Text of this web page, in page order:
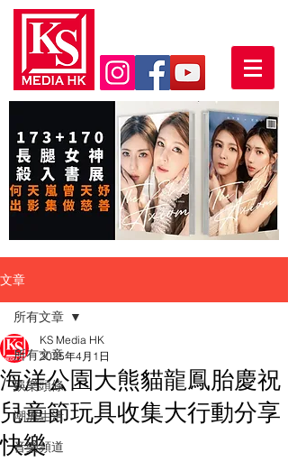
文章
所有文章
娛樂頭條
潮流生活
音樂頻道
所有文章
海洋公園大熊貓龍鳳胎慶祝
兒童節玩具收集大行動分享
快樂
KS Media HK
2025年4月1日